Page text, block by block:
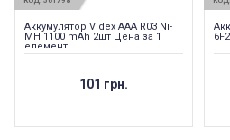
Аккумулятор Videx AAA R03 Ni-
MH 1100 mAh 2шт Цена за 1
елемент
101 грн.